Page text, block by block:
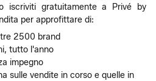
iscriviti gratuitamente a Privé by
per approfittare di:
2500 brand
tutto l'anno
impegno
sulle vendite in corso e quelle in